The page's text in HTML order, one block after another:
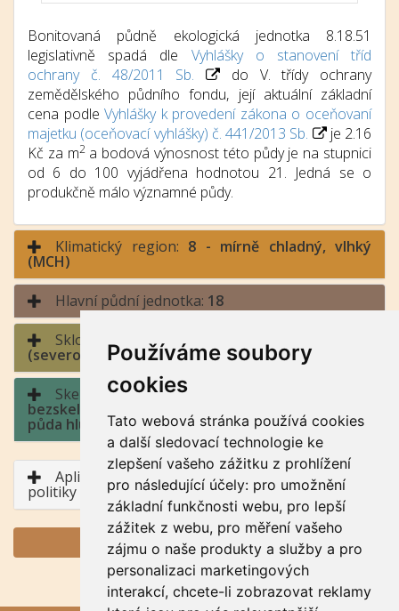
Používáme soubory
cookies
Tato webová stránka používá cookies
a další sledovací technologie ke
zlepšení vašeho zážitku z prohlížení
pro následující účely: pro umožnění
základní funkčnosti webu, pro lepší
zážitek z webu, pro měření vašeho
zájmu o naše produkty a služby a pro
personalizaci marketingových
interakcí, chcete-li zobrazovat reklamy
Bonitovaná půdně ekologická jednotka 8.18.51
legislativně spadá dle Vyhlášky o stanovení tříd
ochrany č. 48/2011 Sb.
do V. třídy ochrany
zemědělského půdního fondu, její aktuální základní
cena podleVyhlášky k provedení zákona o oceňovaní
majetku (oceňovací vyhlášky) č. 441/2013 Sb.
je 2.16
Kč za m2a bodová výnosnost této půdy je na stupnici
od 6 do 100 vyjádřena hodnotou 21. Jedná se o
produkčně málo významné půdy.
Klimatický region: 8 - mírně chladný, vlhký
(MCH)
Hlavní půdní jednotka: 18
Sklonitost a expozice:
5 - střední sklon / sever
(severozápad až severovýchod)
Skeletovitost a hloubka půdy:
bezskeletovitá, s příměsí, slabě skeletovitá /
půda hluboká, půda středně hluboká
Aplikace BPEJ v rámci Společné zemědělské
politiky
GENERUJ PDF